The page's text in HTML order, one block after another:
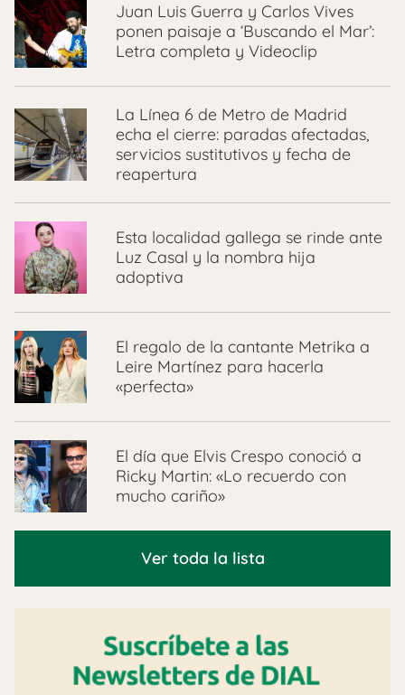
Juan Luis Guerra y Carlos Vives
ponen paisaje a ‘Buscando el Mar’:
Letra completa y Videoclip
La Línea 6 de Metro de Madrid
echa el cierre: paradas afectadas,
servicios sustitutivos y fecha de
reapertura
Esta localidad gallega se rinde ante
Luz Casal y la nombra hija
adoptiva
El regalo de la cantante Metrika a
Leire Martínez para hacerla
«perfecta»
El día que Elvis Crespo conoció a
Ricky Martin: «Lo recuerdo con
mucho cariño»
Ver toda la lista